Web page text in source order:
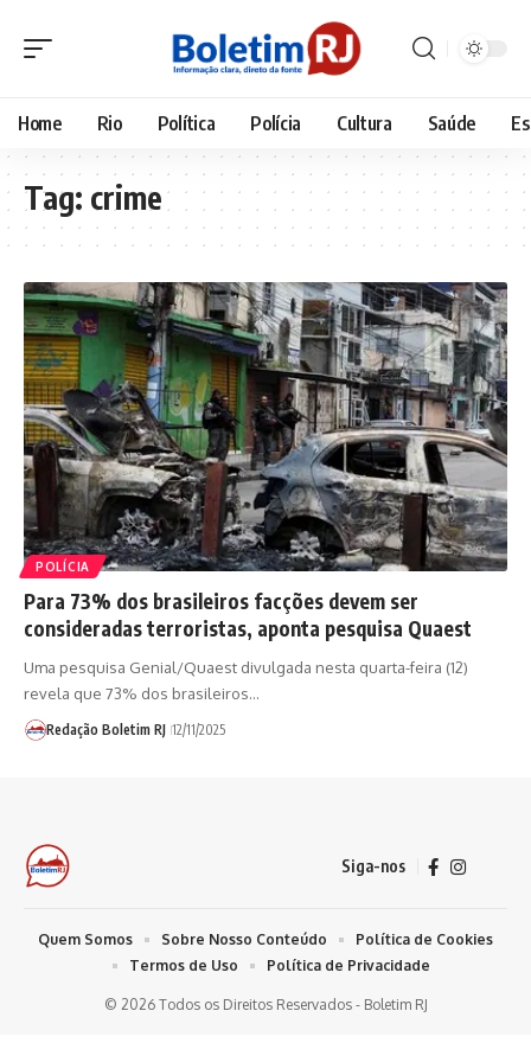
Home Rio Política Polícia Cultura Saúde
Tag: crime
POLÍCIA
Para 73% dos brasileiros facções devem ser
consideradas terroristas, aponta pesquisa Quaest
Uma pesquisa Genial/Quaest divulgada nesta quarta-feira (12)
revela que 73% dos brasileiros…
Redação Boletim RJ 12/11/2025
Siga-nos
© 2026 Todos os Direitos Reservados - Boletim RJ
Quem Somos Sobre Nosso Conteúdo
Política de Cookies
Termos de Uso
Política de Privacidade